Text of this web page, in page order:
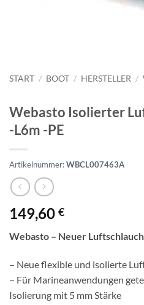
START / BOOT / HERSTELLER /
Webasto Isolierter
-L6m -PE
Artikelnummer:WBCL007463A
149,60 €
Webasto – Neuer
– Neue flexible und isolierte
– Für Marineanwendungen
Isolierung mit 5 mm Stärke